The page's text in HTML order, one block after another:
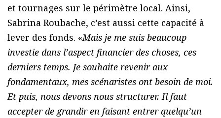
et tournages sur le périmètre local. Ainsi,
Sabrina Roubache, c’est aussi cette capacité à
lever des fonds. «Mais je me suis beaucoup
investie dans l’aspect financier des choses, ces
derniers temps. Je souhaite revenir aux
fondamentaux, mes scénaristes ont besoin de moi.
Et puis, nous devons nous structurer. Il faut
accepter de grandir en faisant entrer quelqu’un